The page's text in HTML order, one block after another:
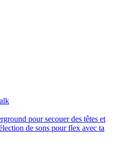
pour secouer des têtes et
de sons pour flex avec ta